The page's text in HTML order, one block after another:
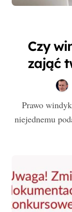
Czy
zająć
Prawo windykacji zwrotu podatku to temat, który
niejednemu